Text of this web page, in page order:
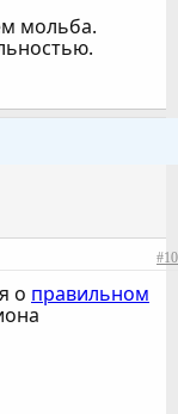
мольба.
#10
о правильном